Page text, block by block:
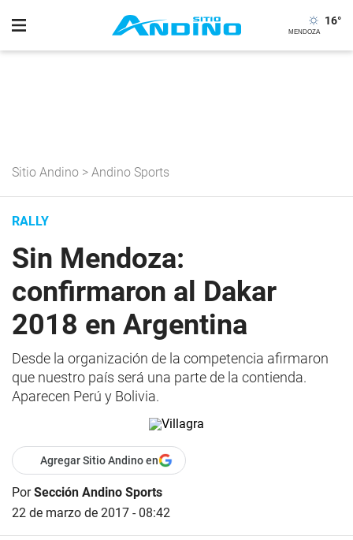
16°
Sitio Andino > Andino Sports
RALLY
Sin Mendoza:
confirmaron al Dakar
2018 en Argentina
Desde la organización de la competencia afirmaron
que nuestro país será una parte de la contienda.
Aparecen Perú y Bolivia.
Agregar Sitio Andino en
PorSección Andino Sports
22 de marzo de 2017 - 08:42